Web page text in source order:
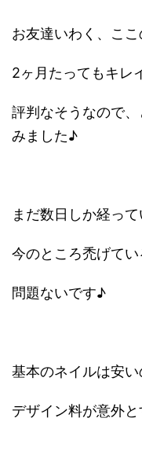
お友達いわく、こ
2ヶ月たってもキレ
評判なそうなので
みました♪
まだ数日しか経っ
今のところ禿げて
問題ないです♪
基本のネイルは安
デザイン料が意外と